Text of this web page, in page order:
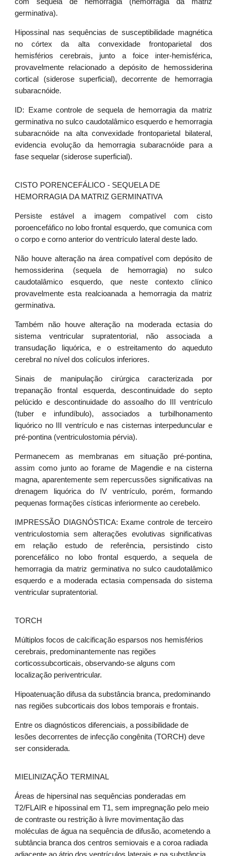
germinativa).
Hipossinal nas sequências de susceptibilidade magnética
no córtex da alta convexidade frontoparietal dos
hemisférios cerebrais, junto a foice inter-hemisférica,
provavelmente relacionado a depósito de hemossiderina
cortical (siderose superficial), decorrente de hemorragia
subaracnóide.
ID: Exame controle de sequela de hemorragia da matriz
germinativa no sulco caudotalâmico esquerdo e hemorragia
subaracnóide na alta convexidade frontoparietal bilateral,
evidencia evolução da hemorragia subaracnóide para a
fase sequelar (siderose superficial).
CISTO PORENCEFÁLICO - SEQUELA DE
HEMORRAGIA DA MATRIZ GERMINATIVA
Persiste estável a imagem compatível com cisto
poroencefáfico no lobo frontal esquerdo, que comunica com
o corpo e corno anterior do ventrículo lateral deste lado.
Não houve alteração na área compatível com depósito de
hemossiderina (sequela de hemorragia) no sulco
caudotalâmico esquerdo, que neste contexto clínico
provavelmente esta realcioanada a hemorragia da matriz
germinativa.
Também não houve alteração na moderada ectasia do
sistema ventricular supratentorial, não associada a
transudação liquórica, e o estreitamento do aqueduto
cerebral no nível dos colículos inferiores.
Sinais de manipulação cirúrgica caracterizada por
trepanação frontal esquerda, descontinuidade do septo
pelúcido e descontinuidade do assoalho do III ventrículo
(tuber e infundíbulo), associados a turbilhonamento
liquórico no III ventrículo e nas cisternas interpeduncular e
pré-pontina (ventriculostomia pérvia).
Permanecem as membranas em situação pré-pontina,
assim como junto ao forame de Magendie e na cisterna
magna, aparentemente sem repercussões significativas na
drenagem liquórica do IV ventrículo, porém, formando
pequenas formações císticas inferiormente ao cerebelo.
IMPRESSÃO DIAGNÓSTICA: Exame controle de terceiro
ventriculostomia sem alterações evolutivas significativas
em relação estudo de referência, persistindo cisto
porencefálico no lobo frontal esquerdo, a sequela de
hemorragia da matriz germinativa no sulco caudotalâmico
esquerdo e a moderada ectasia compensada do sistema
ventricular supratentorial.
TORCH
Múltiplos focos de calcificação esparsos nos hemisférios
cerebrais, predominantemente nas regiões
corticossubcorticais, observando-se alguns com
localização periventricular.
Hipoatenuação difusa da substância branca, predominando
nas regiões subcorticais dos lobos temporais e frontais.
Entre os diagnósticos diferenciais, a possibilidade de
lesões decorrentes de infecção congênita (TORCH) deve
ser considerada.
MIELINIZAÇÃO TERMINAL
Áreas de hipersinal nas sequências ponderadas em
T2/FLAIR e hipossinal em T1, sem impregnação pelo meio
de contraste ou restrição à livre movimentação das
moléculas de água na sequência de difusão, acometendo a
subtância branca dos centros semiovais e a coroa radiada